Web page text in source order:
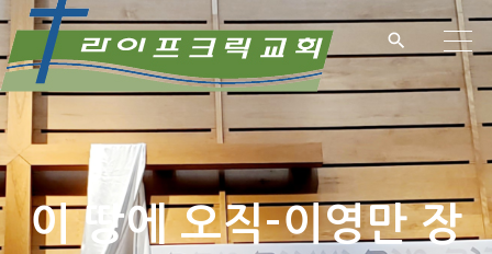
o
c
o
n
t
e
k
이 땅에 오직-이영만 장